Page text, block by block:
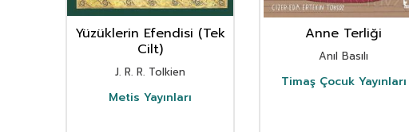
Yüzüklerin Efendisi (Tek
Cilt)
J. R. R. Tolkien
Metis Yayınları
Anne Terliği
Anıl Basılı
Timaş Çocuk Yayınları